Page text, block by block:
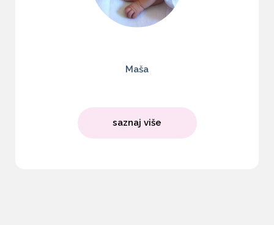
Maša
saznaj više